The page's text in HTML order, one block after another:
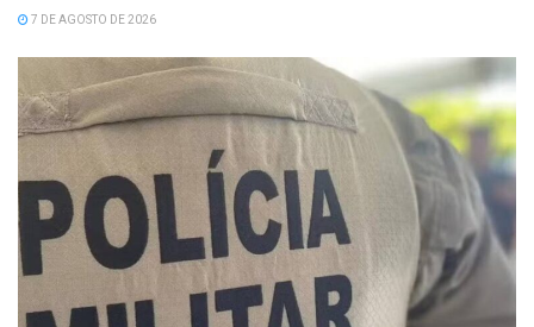
7 DE AGOSTO DE 2026